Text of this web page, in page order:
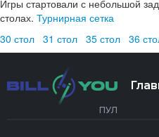
Игры стартовали с небольшой
столах. Турнирная сетка
30 стол 31 стол 35 стол 36